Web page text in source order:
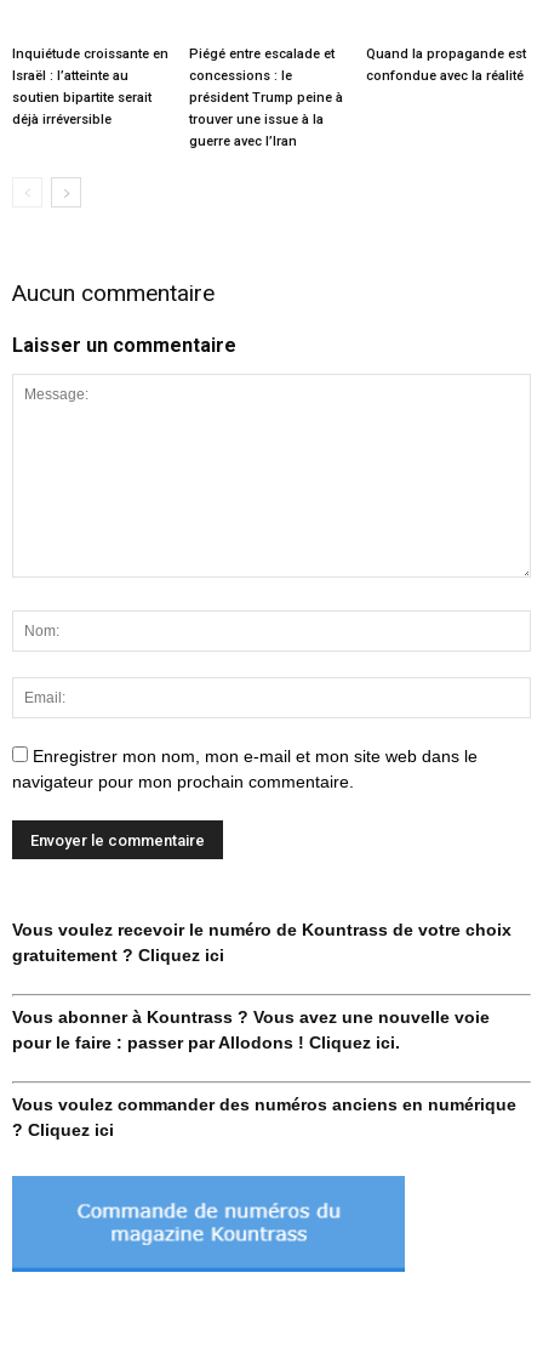
Inquiétude croissante en
Israël : l’atteinte au
soutien bipartite serait
déjà irréversible
Piégé entre escalade et
concessions : le
président Trump peine à
trouver une issue à la
guerre avec l’Iran
Quand la propagande est
confondue avec la réalité
Aucun commentaire
Laisser un commentaire
Enregistrer mon nom, mon e-mail et mon site web dans le
navigateur pour mon prochain commentaire.
Vous voulez recevoir le numéro de Kountrass de votre choix
gratuitement ? Cliquez ici
Vous abonner à Kountrass ? Vous avez une nouvelle voie
pour le faire : passer par Allodons ! Cliquez ici.
Vous voulez commander des numéros anciens en numérique
? Cliquez ici